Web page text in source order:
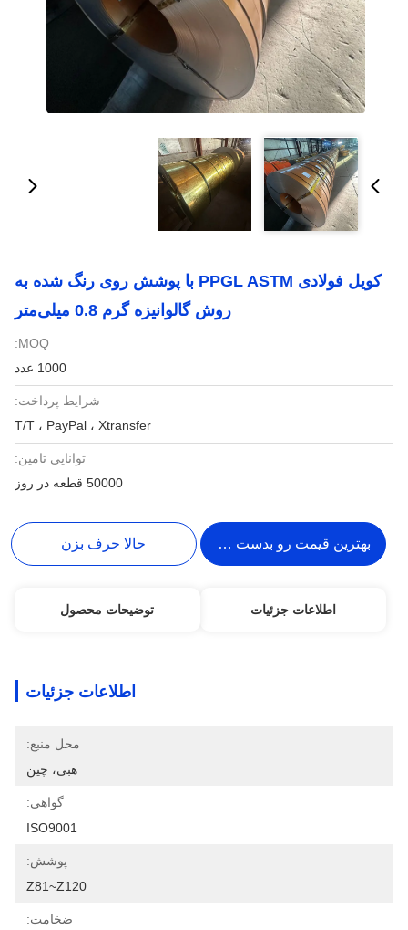
کویل فولادی PPGL ASTM با پوشش روی رنگ شده به
روش گالوانیزه گرم 0.8 میلی‌متر
MOQ:
1000 عدد
شرایط پرداخت:
T/T ، PayPal ، Xtransfer
توانایی تامین:
50000 قطعه در روز
بهترین قیمت رو بدست بیار حالا حرف بزن
اطلاعات جزئیات توضیحات محصول
اطلاعات جزئیات
محل منبع:
هبی، چین
گواهی:
ISO9001
پوشش:
Z81~Z120
ضخامت: